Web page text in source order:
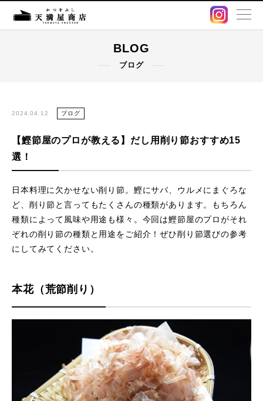
出汁パック
鰹節・削り節
店舗情報
BLOG
ブログ
2024.04.12 ブログ
【鰹節屋のプロが教える】だし用削り節おすすめ15
選！
日本料理に欠かせない削り節。鰹にサバ、ウルメにまぐろな
ど、削り節と言ってもたくさんの種類があります。もちろん
種類によって風味や用途も様々。今回は鰹節屋のプロがそれ
ぞれの削り節の種類と用途をご紹介！ぜひ削り節選びの参考
にしてみてください。
本花（荒節削り）